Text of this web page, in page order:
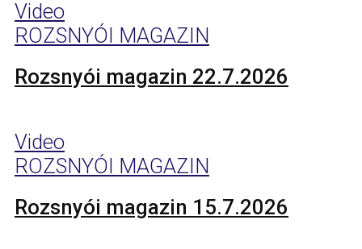
Video
ROZSNYÓI MAGAZIN
Rozsnyói magazin 22.7.2026
Video
ROZSNYÓI MAGAZIN
Rozsnyói magazin 15.7.2026